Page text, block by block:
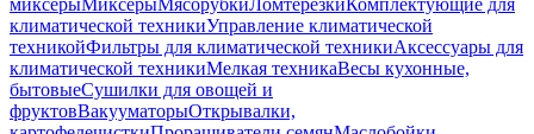
миксерыМиксерыМясорубкиЛомтерезкиКомплектующие для
климатической техникиУправление климатической
техникойФильтры для климатической техникиАксессуары для
климатической техникиМелкая техникаВесы кухонные,
бытовыеСушилки для овощей и
фруктовВакууматорыОткрывалки,